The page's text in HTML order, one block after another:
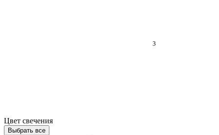
3
Цвет свечения
Выбрать все